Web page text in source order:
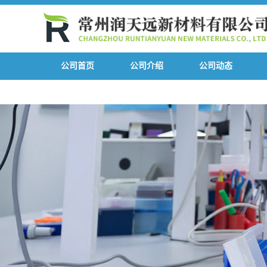
公司首页 公司介绍 公司动态